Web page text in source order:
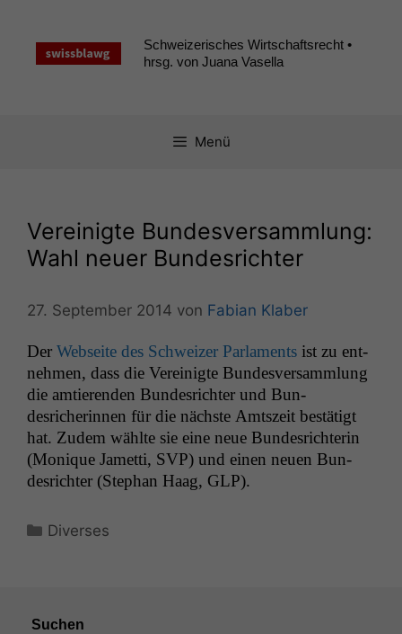
springen
Schweizerisches Wirtschaftsrecht •
hrsg. von Juana Vasella
Menü
Vereinigte Bundesversammlung:
Wahl neuer Bundesrichter
27. September 2014 von Fabian Klaber
Der Web­seite des Schweiz­er Par­la­ments ist zu ent­
nehmen, dass die Vere­inigte Bun­desver­samm­lung
die amtieren­den Bun­desrichter und Bun­
desricherin­nen für die näch­ste Amt­szeit bestätigt
hat. Zudem wählte sie eine neue Bun­desrich­terin
(Monique Jamet­ti, SVP) und einen neuen Bun­
desrichter (Stephan Haag, GLP).
Kategorien
Diverses
Suchen